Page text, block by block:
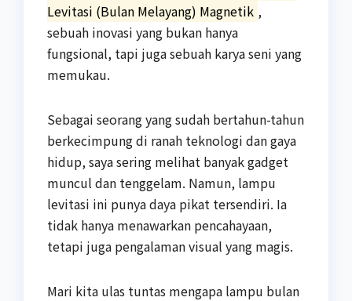
Levitasi (Bulan Melayang) Magnetik ,
sebuah inovasi yang bukan hanya
fungsional, tapi juga sebuah karya seni yang
memukau.
Sebagai seorang yang sudah bertahun-tahun
berkecimpung di ranah teknologi dan gaya
hidup, saya sering melihat banyak gadget
muncul dan tenggelam. Namun, lampu
levitasi ini punya daya pikat tersendiri. Ia
tidak hanya menawarkan pencahayaan,
tetapi juga pengalaman visual yang magis.
Mari kita ulas tuntas mengapa lampu bulan